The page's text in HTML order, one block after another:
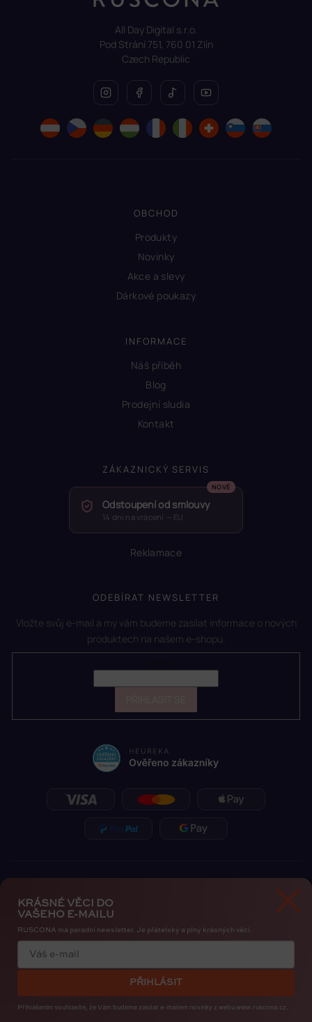
All Day Digital s.r.o.
Pod Strání 751, 760 01 Zlín
Czech Republic
OBCHOD
Produkty
Novinky
Akce a slevy
Dárkové poukazy
INFORMACE
Náš příběh
Blog
Prodejní sludia
Kontakt
ZÁKAZNICKÝ SERVIS
Odstoupení od smlouvy
14 dní na vrácení — EU
Reklamace
ODEBÍRAT NEWSLETTER
Vložte svůj e-mail a my vám budeme zasílat informace o nových
produktech na našem e-shopu.
Zásady ochrany osobních údajůCookies
Copyright 2026RUSCONA Česko. Všechna práva vyhrazena.
Upravit nastavení cookies
KRÁSNÉ VĚCI DO
VAŠEHO E-MAILU
RUSCONA má parádní newsletter. Je přátelský a plný krásných věcí.
PŘIHLÁSIT
Přihlášením souhlasíte, že Vám budeme zasílat e-mailem novinky z webu www.ruscona.cz.